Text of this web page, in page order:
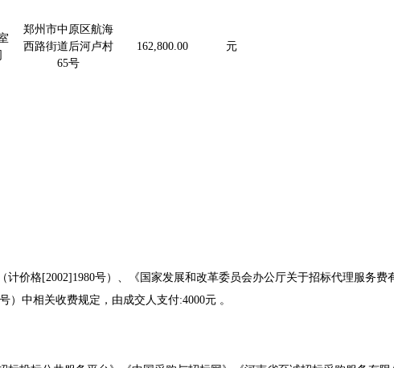
郑州市中原区航海
西路街道后河卢村
65号
162,800.00 元
计价格[2002]1980号）、《国家发展和改革委员会办公厅关于招标代理服务
中相关收费规定，由成交人支付:4000元 。